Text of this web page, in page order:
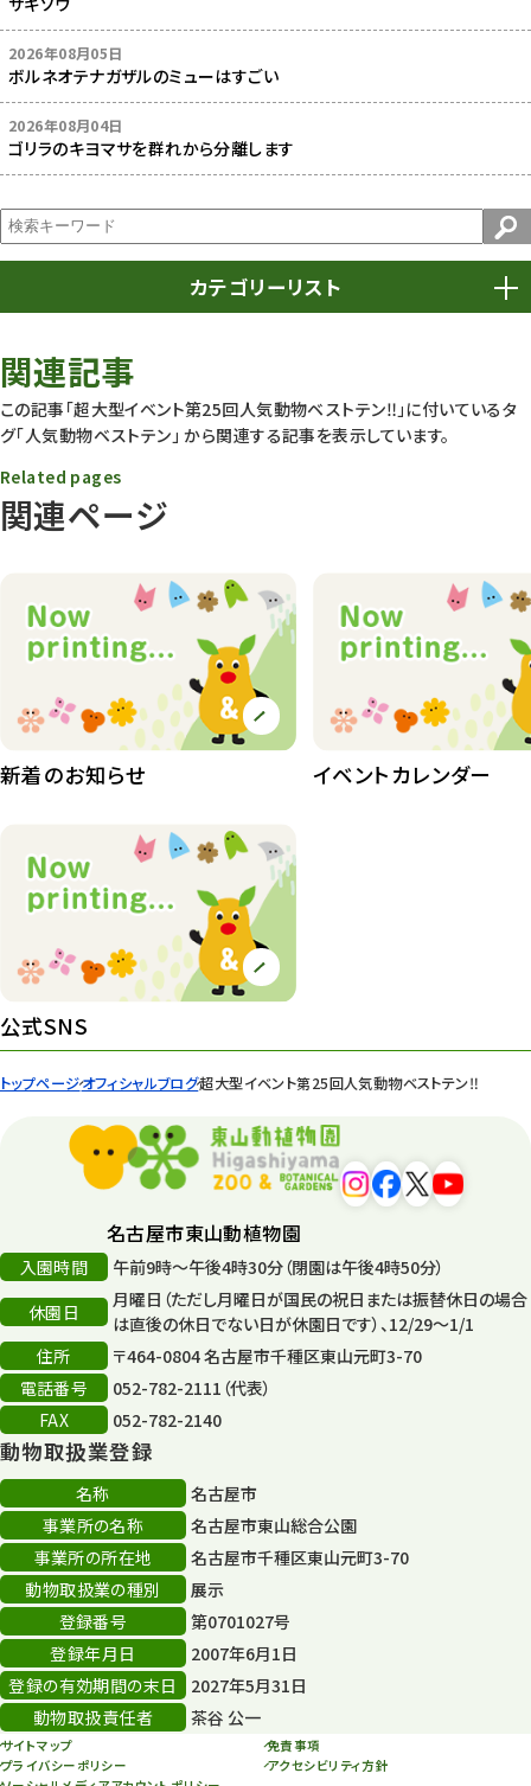
トップページオフィシャルブログ超大型イベント第25回人気動物ベストテン‼︎
2026年08月05日
ボルネオテナガザルのミューはすごい
2026年08月04日
ゴリラのキヨマサを群れから分離します
カテゴリーリスト
動物園
動物園長のZooコラム
動物園その他
407
植物園長の庭
植物園 その他 423
83
イベント
園内の様子
遊園地 6
平和公園
再生
再生フォーラム 14
80周年
その他
その他イベント
スカイタワー
年末年始のイベント
秋まつり
関連記事
この記事「超大型イベント第25回人気動物ベストテン‼︎」に付いているタ
グ「人気動物ベストテン」 から関連する記事を表示しています。
関連ページ
Related pages
新着のお知らせ イベントカレンダー
公式SNS
名古屋市東山動植物園
入園時間
午前9時～午後4時30分（閉園は午後4時50分）
休園日
月曜日（ただし月曜日が国民の祝日または振替休日の場合
は直後の休日でない日が休園日です）、12/29～1/1
住所
〒464-0804 名古屋市千種区東山元町3-70
電話番号
052-782-2111（代表）
FAX
052-782-2140
動物取扱業登録
名称
名古屋市
事業所の名称
名古屋市東山総合公園
事業所の所在地
名古屋市千種区東山元町3-70
動物取扱業の種別
展示
登録番号
第0701027号
登録年月日
2007年6月1日
登録の有効期間の末日
2027年5月31日
動物取扱責任者
茶谷 公一
サイトマップ
免責事項
プライバシーポリシー
アクセシビリティ方針